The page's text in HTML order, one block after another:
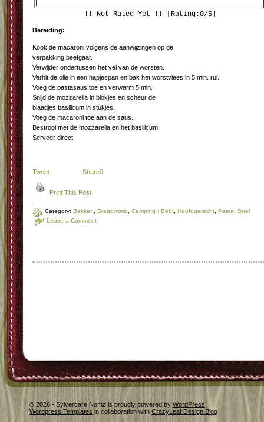
!! Not Rated Yet !! [Rating:0/5]
Bereiding:
Kook de macaroni volgens de aanwijzingen op de
verpakking beetgaar.
Verwijder ondertussen het vel van de worsten.
Verhit de olie in een hapjespan en bak het worstvlees in 5 min. rul.
Voeg de pastasaus toe en verwarm 5 min.
Snijd de mozzarella in blokjes en scheur de
blaadjes basilicum in stukjes.
Voeg de macaroni toe aan de saus.
Bestrooi met de mozzarella en het basilicum.
Serveer direct.
Tweet Share0
Print This Post
Category: Bakken Braadworst Camping / Boot Hoofdgerecht Pasta
Snel
Leave a Comment
© 2026 - Sylvercare Nomz is proudly powered by WordPress
Wordpress Templates in collaboration with CrazyLeaf Design Blog